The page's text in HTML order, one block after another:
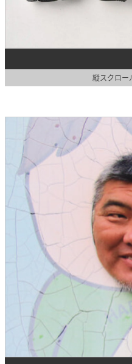
縦スクロー